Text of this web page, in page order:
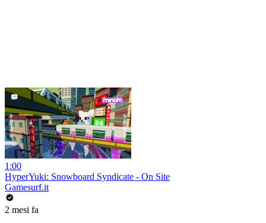
1:00
HyperYuki: Snowboard Syndicate - On Site
Gamesurf.it
2 mesi fa